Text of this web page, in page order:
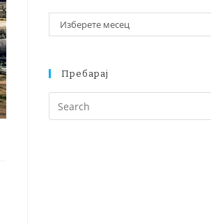
Изберете месец
Пребарај